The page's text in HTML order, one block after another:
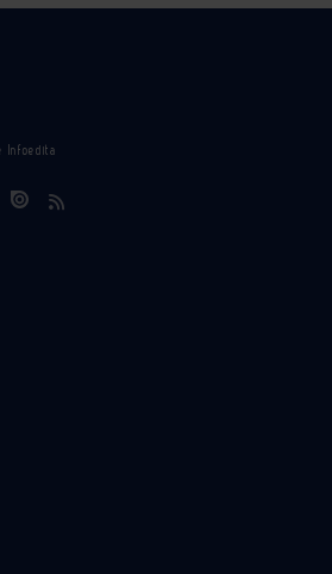
Infoedita